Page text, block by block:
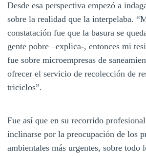
Desde esa perspectiva empezó a
sobre la realidad que la interpelaba.
constatación fue que la basura se
gente pobre –explica-, entonces mi
fue sobre microempresas de
ofrecer el servicio de recolección de
triciclos”.
Fue así que en su recorrido
inclinarse por la preocupación de los
ambientales más urgentes, sobre todo